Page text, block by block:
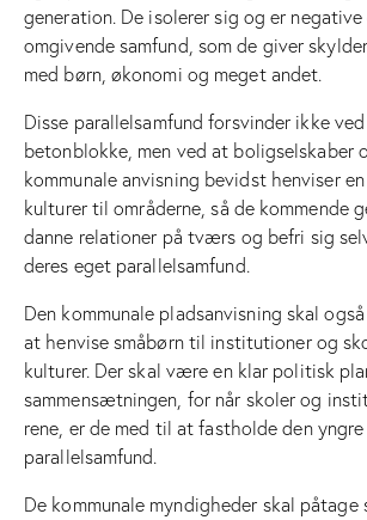
generation. De isolerer sig og er
omgivende samfund, som de giver
med børn, økonomi og meget andet.
Disse parallelsamfund forsvinder ikke
betonblokke, men ved at boligselskaber
kommunale anvisning bevidst henviser
kulturer til områderne, så de kommende
danne relationer på tværs og befri sig
deres eget parallelsamfund.
Den kommunale pladsanvisning skal
at henvise småbørn til institutioner og
kulturer. Der skal være en klar politisk
sammensætningen, for når skoler og
rene, er de med til at fastholde den
parallelsamfund.
De kommunale myndigheder skal påtage